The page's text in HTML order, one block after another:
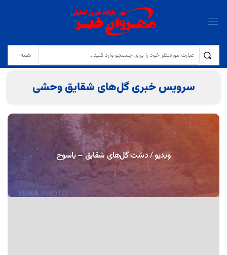
تولایی: کیفیت نان و مقابله با کم‌فروشی در نانوایی‌ها با جدیت دنبال می‌شود
سرویس خبری گل‌های شقایق وحشی
ویدیو / دشت گل‌های شقایق – یاسوج